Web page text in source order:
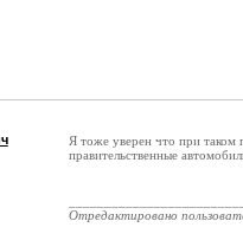
Я тоже уверен что при таком
правительственные
Отредактировано